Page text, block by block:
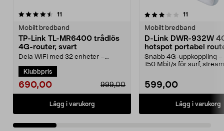
11
Mobilt bredband
TP-Link TL-MR6400 trådlös
4G-router, svart
Dela WiFi med 32 enheter –
sommarstugan. Pålitlig tråd...
Klubbpris
690,00 999,00
Lägg i varukorg
3.5 av 5 stjärnor 11
Mobilt bredband
D-Link DWR-932W
hotspot portabel
Snabb 4G-uppkoppling –
150 Mbit/s för surf,
599,00
Lägg i varukorg
4.5 av 5 stjärnor